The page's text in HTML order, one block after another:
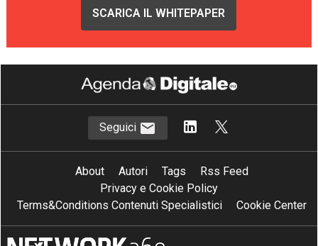
SCARICA IL WHITEPAPER
Seguici
About Autori Tags
Rss Feed
Privacy e Cookie Policy
Terms&Conditions Contenuti Specialistici
Cookie Center